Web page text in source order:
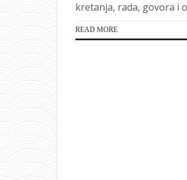
kretanja, rada, govora i
READ MORE